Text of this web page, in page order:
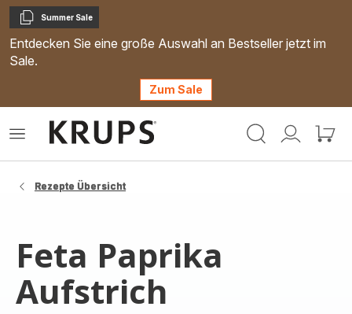
Kopieren
Summer Sale
Entdecken Sie eine große Auswahl an Bestseller jetzt im
Sale.
Zum Sale
Mein
Mein
Das
Rezepte Übersicht
Feta Paprika
Aufstrich